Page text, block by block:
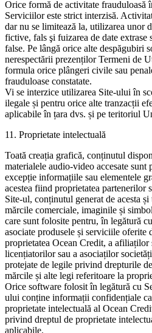
Orice formă de activitate frauduloasă
Serviciilor este strict interzisă.
dar nu se limitează la, utilizarea unor
fictive, fals şi fuizarea de date
false. Pe lângă orice alte despăgubiri
nerespectării prezenților Termeni de
formula orice plângeri civile sau
frauduloase constatate.
Vi se interzice utilizarea Site-ului în
ilegale și pentru orice alte tranzacții
aplicabile în țara dvs. și pe teritoriul
11. Proprietate intelectuală
Toată creația grafică, conținutul
materialele audio-video accesate sunt
excepție informațiile sau elementele
acestea fiind proprietatea partenerilor
Site-ul, conținutul generat de acesta
mărcile comerciale, imaginile și
care sunt folosite pentru, în legătură
asociate produsele și serviciile oferite
proprietatea Ocean Credit, a afiliaților
licențiatorilor sau a asociaților
protejate de legile privind drepturile
mărcile și alte legi referitoare la
Orice software folosit în legătură cu
ului conține informații confidențiale
proprietate intelectuală al Ocean
privind dreptul de proprietate
aplicabile.